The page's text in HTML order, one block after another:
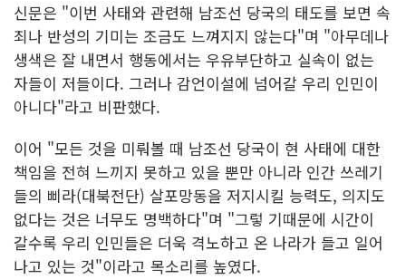
신문은 "이번 사태와 관련해 남조선 당국의 태도를 보면 속
죄나 반성의 기미는 조금도 느껴지지 않는다"며 "아무데나
생색은 잘 내면서 행동에서는 우유부단하고 실속이 없는
자들이 저들이다. 그러나 감언이설에 넘어갈 우리 인민이
아니다"라고 비판했다.
이어 "모든 것을 미뤄볼 때 남조선 당국이 현 사태에 대한
책임을 전혀 느끼지 못하고 있을 뿐만 아니라 인간 쓰레기
들의 삐라(대북전단) 살포망동을 저지시킬 능력도, 의지도
없다는 것은 너무도 명백하다"며 "그렇 기때문에 시간이
갈수록 우리 인민들은 더욱 격노하고 온 나라가 들고 일어
나고 있는 것"이라고 목소리를 높였다.